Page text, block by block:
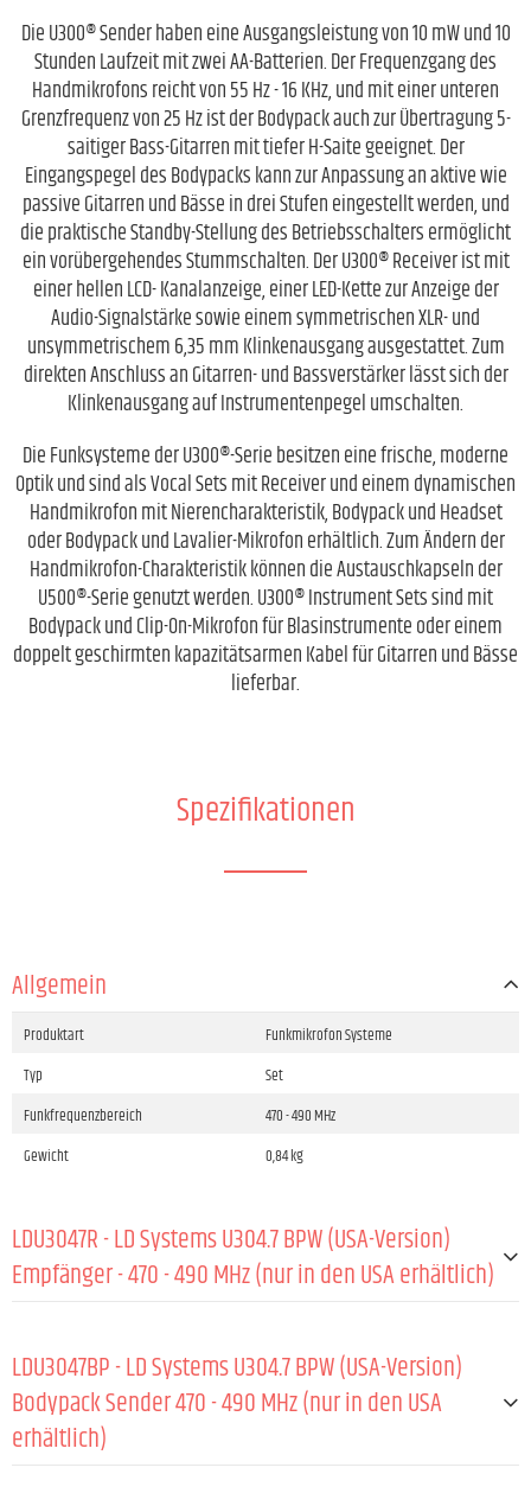
Die U300® Sender haben eine Ausgangsleistung von 10 mW und 10
Stunden Laufzeit mit zwei AA-Batterien. Der Frequenzgang des
Handmikrofons reicht von 55 Hz - 16 KHz, und mit einer unteren
Grenzfrequenz von 25 Hz ist der Bodypack auch zur Übertragung 5-
saitiger Bass-Gitarren mit tiefer H-Saite geeignet. Der
Eingangspegel des Bodypacks kann zur Anpassung an aktive wie
passive Gitarren und Bässe in drei Stufen eingestellt werden, und
die praktische Standby-Stellung des Betriebsschalters ermöglicht
ein vorübergehendes Stummschalten. Der U300® Receiver ist mit
einer hellen LCD- Kanalanzeige, einer LED-Kette zur Anzeige der
Audio-Signalstärke sowie einem symmetrischen XLR- und
unsymmetrischem 6,35 mm Klinkenausgang ausgestattet. Zum
direkten Anschluss an Gitarren- und Bassverstärker lässt sich der
Klinkenausgang auf Instrumentenpegel umschalten.
Die Funksysteme der U300®-Serie besitzen eine frische, moderne
Optik und sind als Vocal Sets mit Receiver und einem dynamischen
Handmikrofon mit Nierencharakteristik, Bodypack und Headset
oder Bodypack und Lavalier-Mikrofon erhältlich. Zum Ändern der
Handmikrofon-Charakteristik können die Austauschkapseln der
U500®-Serie genutzt werden. U300® Instrument Sets sind mit
Bodypack und Clip-On-Mikrofon für Blasinstrumente oder einem
doppelt geschirmten kapazitätsarmen Kabel für Gitarren und Bässe
lieferbar.
Spezifikationen
Allgemein
Produktart
Funkmikrofon Systeme
Typ
Set
Funkfrequenzbereich
470 - 490 MHz
Gewicht
0,84 kg
LDU3047R - LD Systems U304.7 BPW (USA-Version)
Empfänger - 470 - 490 MHz (nur in den USA erhältlich)
Material
Stahlblech
Beschichtung
LDU3047BP - LD Systems U304.7 BPW (USA-Version)
Bodypack Sender 470 - 490 MHz (nur in den USA
erhältlich)